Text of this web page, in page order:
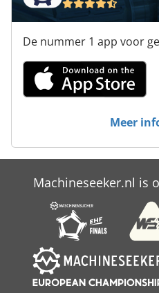
De nummer 1 app voor
Meer
Machineseeker.nl is